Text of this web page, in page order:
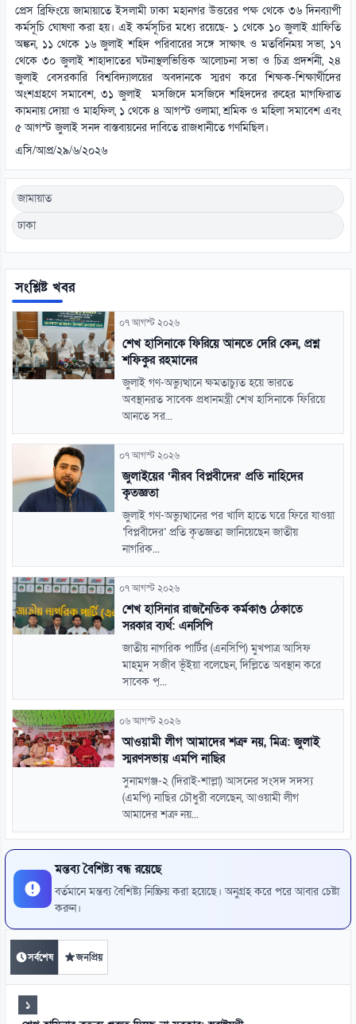
প্রেস ব্রিফিংয়ে জামায়াতে ইসলামী ঢাকা মহানগর উত্তরের পক্ষ থেকে ৩৬ দিনব্যাপী
কর্মসূচি ঘোষণা করা হয়। এই কর্মসূচির মধ্যে রয়েছে- ১ থেকে ১০ জুলাই গ্রাফিতি
অঙ্কন, ১১ থেকে ১৬ জুলাই শহিদ পরিবারের সঙ্গে সাক্ষাৎ ও মতবিনিময় সভা, ১৭
থেকে ৩০ জুলাই শাহাদাতের ঘটনাস্থলভিত্তিক আলোচনা সভা ও চিত্র প্রদর্শনী, ২৪
জুলাই বেসরকারি বিশ্ববিদ্যালয়ের অবদানকে স্মরণ করে শিক্ষক-শিক্ষার্থীদের
অংশগ্রহণে সমাবেশ, ৩১ জুলাই মসজিদে মসজিদে শহিদদের রুহের মাগফিরাত
কামনায় দোয়া ও মাহফিল, ১ থেকে ৪ আগস্ট ওলামা, শ্রমিক ও মহিলা সমাবেশ এবং
৫ আগস্ট জুলাই সনদ বাস্তবায়নের দাবিতে রাজধানীতে গণমিছিল।
এসি/আপ্র/২৯/৬/২০২৬
জামায়াত
ঢাকা
সংশ্লিষ্ট খবর
০৭ আগস্ট ২০২৬
শেখ হাসিনাকে ফিরিয়ে আনতে দেরি কেন, প্রশ্ন
শফিকুর রহমানের
জুলাই গণ-অভ্যুত্থানে ক্ষমতাচ্যুত হয়ে ভারতে
অবস্থানরত সাবেক প্রধানমন্ত্রী শেখ হাসিনাকে ফিরিয়ে
আনতে সর...
০৭ আগস্ট ২০২৬
জুলাইয়ের ‘নীরব বিপ্লবীদের’ প্রতি নাহিদের
কৃতজ্ঞতা
জুলাই গণ-অভ্যুত্থানের পর খালি হাতে ঘরে ফিরে যাওয়া
‘বিপ্লবীদের’ প্রতি কৃতজ্ঞতা জানিয়েছেন জাতীয়
নাগরিক...
০৭ আগস্ট ২০২৬
শেখ হাসিনার রাজনৈতিক কর্মকাণ্ড ঠেকাতে
সরকার ব্যর্থ: এনসিপি
জাতীয় নাগরিক পার্টির (এনসিপি) মুখপাত্র আসিফ
মাহমুদ সজীব ভূঁইয়া বলেছেন, দিল্লিতে অবস্থান করে
সাবেক প্...
০৬ আগস্ট ২০২৬
আওয়ামী লীগ আমাদের শত্রু নয়, মিত্র: জুলাই
স্মরণসভায় এমপি নাছির
সুনামগঞ্জ-২ (দিরাই-শাল্লা) আসনের সংসদ সদস্য
(এমপি) নাছির চৌধুরী বলেছেন, আওয়ামী লীগ
আমাদের শত্রু নয়...
মন্তব্য বৈশিষ্ট্য বন্ধ রয়েছে
বর্তমানে মন্তব্য বৈশিষ্ট্য নিষ্ক্রিয় করা হয়েছে। অনুগ্রহ করে পরে আবার চেষ্টা
করুন।
সর্বশেষ জনপ্রিয়
১